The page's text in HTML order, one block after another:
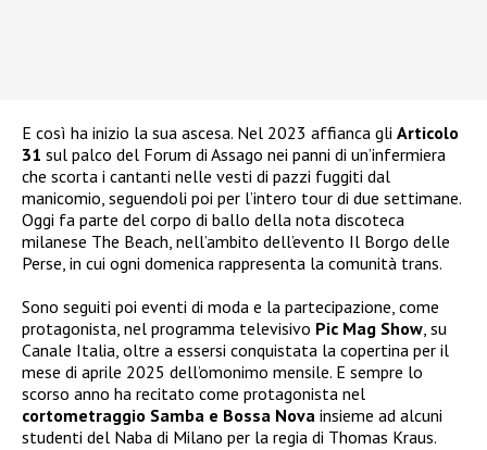
E così ha inizio la sua ascesa. Nel 2023 affianca gli Articolo
31 sul palco del Forum di Assago nei panni di un’infermiera
che scorta i cantanti nelle vesti di pazzi fuggiti dal
manicomio, seguendoli poi per l’intero tour di due settimane.
Oggi fa parte del corpo di ballo della nota discoteca
milanese The Beach, nell’ambito dell’evento Il Borgo delle
Perse, in cui ogni domenica rappresenta la comunità trans.
Sono seguiti poi eventi di moda e la partecipazione, come
protagonista, nel programma televisivo Pic Mag Show, su
Canale Italia, oltre a essersi conquistata la copertina per il
mese di aprile 2025 dell’omonimo mensile. E sempre lo
scorso anno ha recitato come protagonista nel
cortometraggio Samba e Bossa Nova insieme ad alcuni
studenti del Naba di Milano per la regia di Thomas Kraus.